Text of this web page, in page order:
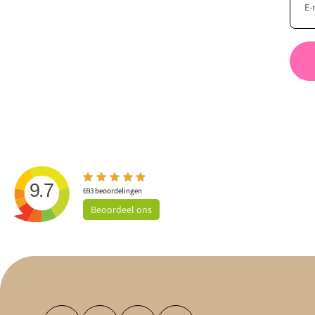
9.7 693beoordelingen
Beoordeel ons